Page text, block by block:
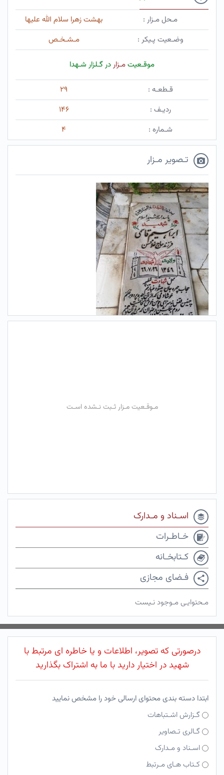
مـحل مـزار :
بهشت زهرا سلام الله علیها
وضـعیت پـیکر :
مـشـخـص
موقـعیتمـزاردر گـلزار شـهدا
قـطعـه :
۲۹
ردیـف :
۱۴۶
شـماره :
۴
تـصویر مـزار
مـوقـعیت مـزار ثـبت نـشده اسـت
اسـناد و مـدارک
خـاطـرات
کـتابخـانه
فـضای مجازی
مـحتوایـی مـوجود نـیست
درصورتی که تصویر، اطلاعات و یا خاطره ای مرتبط با
شهید در اختیار دارید با ما به اشتراک بگذارید
ابتدا دسته بندی محتوای ارسالی خود را مشخص نمایید
گـزارش اشـتباهات
گـالری تـصاویر
اسـناد و مـدارک
کـتاب هـای مـرتبط